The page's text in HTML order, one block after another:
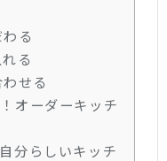
る
る
せる
オーダーキッチ
分らしいキッチ